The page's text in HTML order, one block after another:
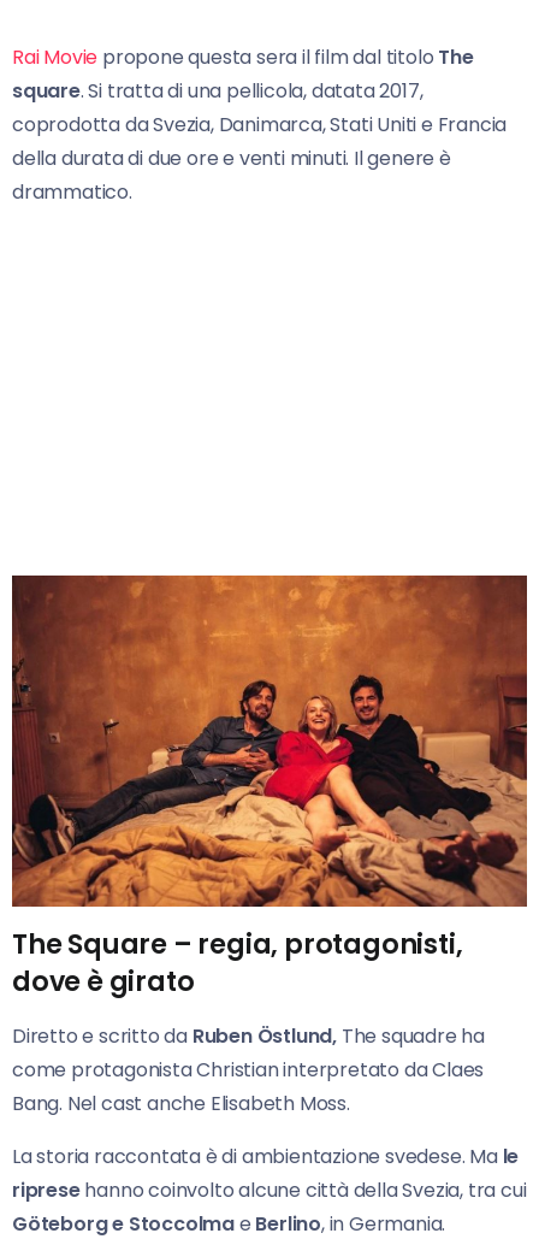
Rai Movie propone questa sera il film dal titolo The
square. Si tratta di una pellicola, datata 2017,
coprodotta da Svezia, Danimarca, Stati Uniti e Francia
della durata di due ore e venti minuti. Il genere è
drammatico.
The Square – regia, protagonisti,
dove è girato
Diretto e scritto da Ruben Östlund, The squadre ha
come protagonista Christian interpretato da Claes
Bang. Nel cast anche Elisabeth Moss.
La storia raccontata è di ambientazione svedese. Male
ripresehanno coinvolto alcune città della Svezia, tra cui
Göteborg e Stoccolmae Berlino, in Germania.